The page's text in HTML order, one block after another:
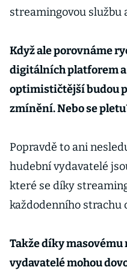
streamingovou službu
Když ale porovnáme
digitálních platforem
optimističtější budou
zmínění. Nebo se
Popravdě to ani
hudební vydavatelé
které se díky
každodenního strachu
Takže díky
vydavatelé mohou